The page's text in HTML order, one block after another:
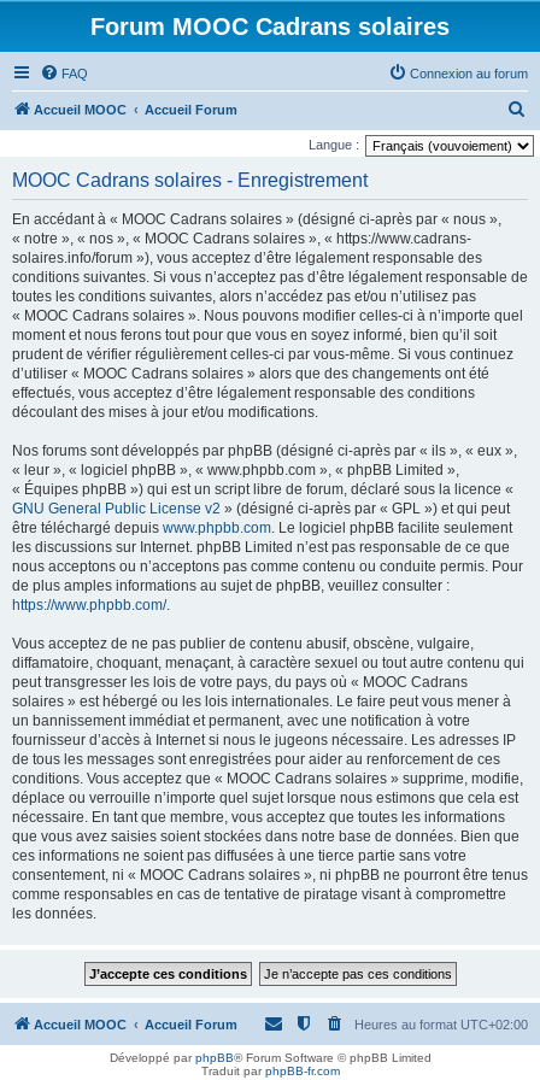
Forum MOOC Cadrans solaires
FAQ Connexion au forum
Accueil MOOC Accueil Forum
e
Langue :
MOOC Cadrans solaires - Enregistrement
En accédant à « MOOC Cadrans solaires » (désigné ci-après par « nous »,
« notre », « nos », « MOOC Cadrans solaires », « https://www.cadrans-
solaires.info/forum »), vous acceptez d’être légalement responsable des
conditions suivantes. Si vous n’acceptez pas d’être légalement responsable de
toutes les conditions suivantes, alors n’accédez pas et/ou n’utilisez pas
« MOOC Cadrans solaires ». Nous pouvons modifier celles-ci à n’importe quel
moment et nous ferons tout pour que vous en soyez informé, bien qu’il soit
prudent de vérifier régulièrement celles-ci par vous-même. Si vous continuez
d’utiliser « MOOC Cadrans solaires » alors que des changements ont été
effectués, vous acceptez d’être légalement responsable des conditions
découlant des mises à jour et/ou modifications.
Nos forums sont développés par phpBB (désigné ci-après par « ils », « eux »,
« leur », « logiciel phpBB », « www.phpbb.com », « phpBB Limited »,
« Équipes phpBB ») qui est un script libre de forum, déclaré sous la licence «
GNU General Public License v2 » (désigné ci-après par « GPL ») et qui peut
être téléchargé depuis www.phpbb.com. Le logiciel phpBB facilite seulement
les discussions sur Internet. phpBB Limited n’est pas responsable de ce que
nous acceptons ou n’acceptons pas comme contenu ou conduite permis. Pour
de plus amples informations au sujet de phpBB, veuillez consulter :
https://www.phpbb.com/.
Vous acceptez de ne pas publier de contenu abusif, obscène, vulgaire,
diffamatoire, choquant, menaçant, à caractère sexuel ou tout autre contenu qui
peut transgresser les lois de votre pays, du pays où « MOOC Cadrans
solaires » est hébergé ou les lois internationales. Le faire peut vous mener à
un bannissement immédiat et permanent, avec une notification à votre
fournisseur d’accès à Internet si nous le jugeons nécessaire. Les adresses IP
de tous les messages sont enregistrées pour aider au renforcement de ces
conditions. Vous acceptez que « MOOC Cadrans solaires » supprime, modifie,
déplace ou verrouille n’importe quel sujet lorsque nous estimons que cela est
nécessaire. En tant que membre, vous acceptez que toutes les informations
que vous avez saisies soient stockées dans notre base de données. Bien que
ces informations ne soient pas diffusées à une tierce partie sans votre
consentement, ni « MOOC Cadrans solaires », ni phpBB ne pourront être tenus
comme responsables en cas de tentative de piratage visant à compromettre
les données.
Accueil MOOC Accueil Forum Heures au format UTC+02:00
Développé parphpBB® Forum Software © phpBB Limited
Traduit parphpBB-fr.com